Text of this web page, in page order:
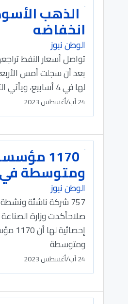
الذهب
انخفاضه
الوطن نيوز
تواصل أسعار النفط
بعد أن سجلت أمس
لها في 4 أسابيع، ويأتي التراجع على
24 آب/أغسطس 2023
1170
ومتوسطة في
الوطن نيوز
757 شركة ناشئة
صلاحأكدت وزارة
ومتوسطة
24 آب/أغسطس 2023